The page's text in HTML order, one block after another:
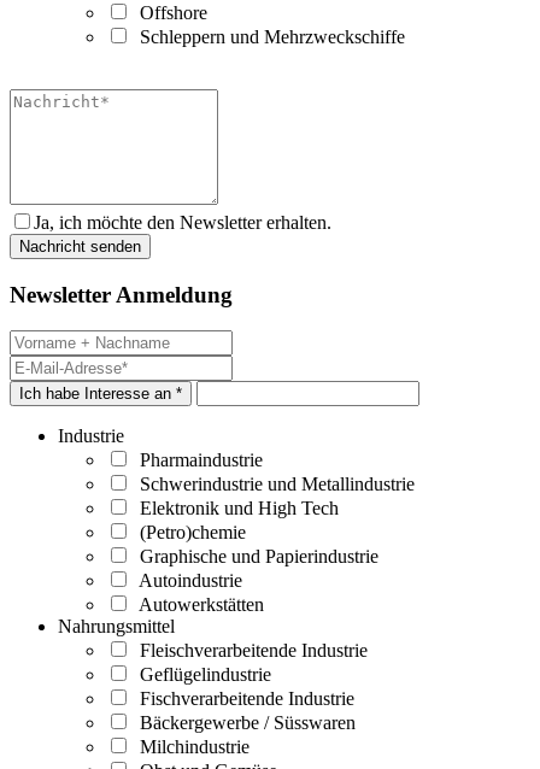
Offshore
Schleppern und Mehrzweckschiffe
Ja, ich möchte den Newsletter erhalten.
Newsletter Anmeldung
Ich habe Interesse an *
Industrie
Pharmaindustrie
Schwerindustrie und Metallindustrie
Elektronik und High Tech
(Petro)chemie
Graphische und Papierindustrie
Autoindustrie
Autowerkstätten
Nahrungsmittel
Fleischverarbeitende Industrie
Geflügelindustrie
Fischverarbeitende Industrie
Bäckergewerbe / Süsswaren
Milchindustrie